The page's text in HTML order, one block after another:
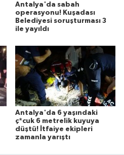
Antalya'da sabah
operasyonu! Kuşadası
Belediyesi soruşturması 3
ile yayıldı
Antalya'da 6 yaşındaki
ç*cuk 6 metrelik kuyuya
düştü! İtfaiye ekipleri
zamanla yarıştı